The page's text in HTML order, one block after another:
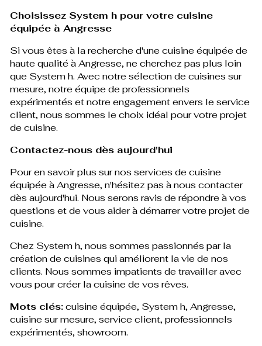
Choisissez System h pour votre cuisine
équipée à Angresse
Si vous êtes à la recherche d'une cuisine équipée de
haute qualité à Angresse, ne cherchez pas plus loin
que System h. Avec notre sélection de cuisines sur
mesure, notre équipe de professionnels
expérimentés et notre engagement envers le service
client, nous sommes le choix idéal pour votre projet
de cuisine.
Contactez-nous dès aujourd'hui
Pour en savoir plus sur nos services de cuisine
équipée à Angresse, n'hésitez pas à nous contacter
dès aujourd'hui. Nous serons ravis de répondre à vos
questions et de vous aider à démarrer votre projet de
cuisine.
Chez System h, nous sommes passionnés par la
création de cuisines qui améliorent la vie de nos
clients. Nous sommes impatients de travailler avec
vous pour créer la cuisine de vos rêves.
Mots clés:cuisine équipée, System h, Angresse,
cuisine sur mesure, service client, professionnels
expérimentés, showroom.